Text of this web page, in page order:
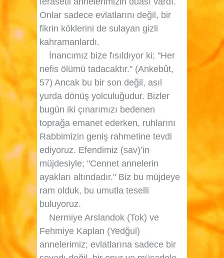
Onlar sadece evlatlarını değil, bir
fikrin köklerini de sulayan gizli
kahramanlardı.
İnancımız bize fısıldıyor ki; "Her
nefis ölümü tadacaktır." (Ankebût,
57) Ancak bu bir son değil, asıl
yurda dönüş yolculuğudur. Bizler
bugün iki çınarımızı bedenen
toprağa emanet ederken, ruhlarını
Rabbimizin geniş rahmetine tevdi
ediyoruz. Efendimiz (sav)’in
müjdesiyle; "Cennet annelerin
ayakları altındadır." Biz bu müjdeye
ram olduk, bu umutla teselli
buluyoruz.
Nermiye Arslandok (Tok) ve
Fehmiye Kaplan (Yedğul)
annelerimiz; evlatlarına sadece bir